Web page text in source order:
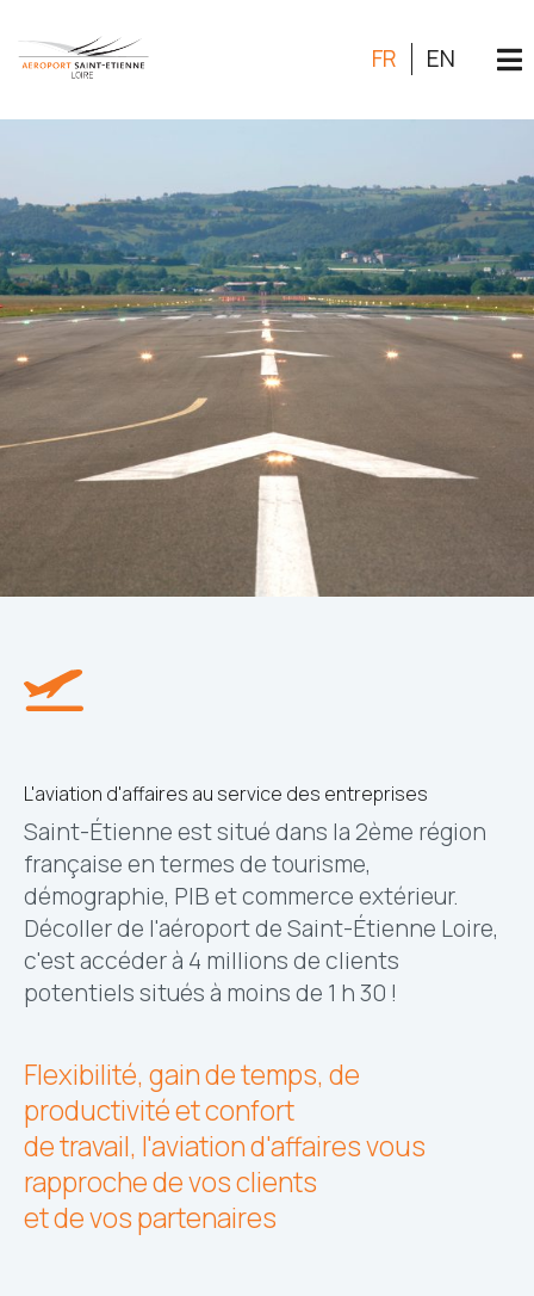
FR EN
L'aviation d'affaires au service des entreprises
Saint-Étienne est situé dans la 2ème région
française en termes de tourisme,
démographie, PIB et commerce extérieur.
Décoller de l'aéroport de Saint-Étienne Loire,
c'est accéder à 4 millions de clients
potentiels situés à moins de 1 h 30 !
Flexibilité, gain de temps, de
productivité et confort
de travail, l'aviation d'affaires vous
rapproche de vos clients
et de vos partenaires